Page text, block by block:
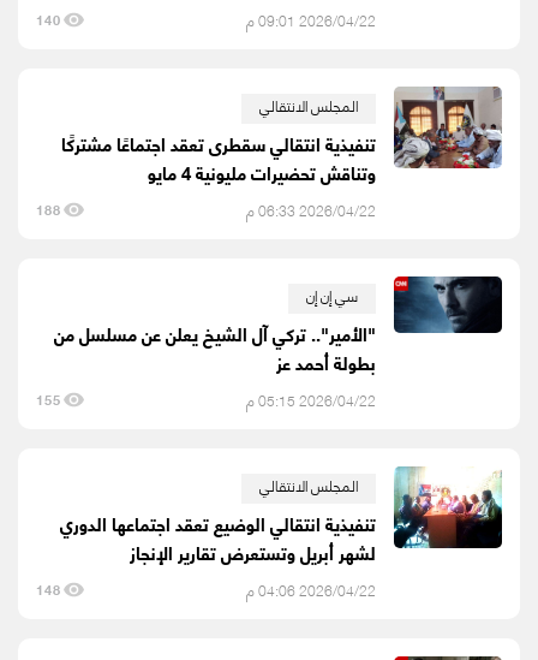
2026/04/22 09:01 م 140
المجلس الانتقالي
تنفيذية انتقالي سقطرى تعقد اجتماعًا مشتركًا
وتناقش تحضيرات مليونية 4 مايو
2026/04/22 06:33 م 188
سي إن إن
"الأمير".. تركي آل الشيخ يعلن عن مسلسل من
بطولة أحمد عز
2026/04/22 05:15 م 155
المجلس الانتقالي
تنفيذية انتقالي الوضيع تعقد اجتماعها الدوري
لشهر أبريل وتستعرض تقارير الإنجاز
2026/04/22 04:06 م 148